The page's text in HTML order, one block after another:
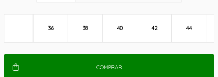
36 38 40 42 44
COMPRAR